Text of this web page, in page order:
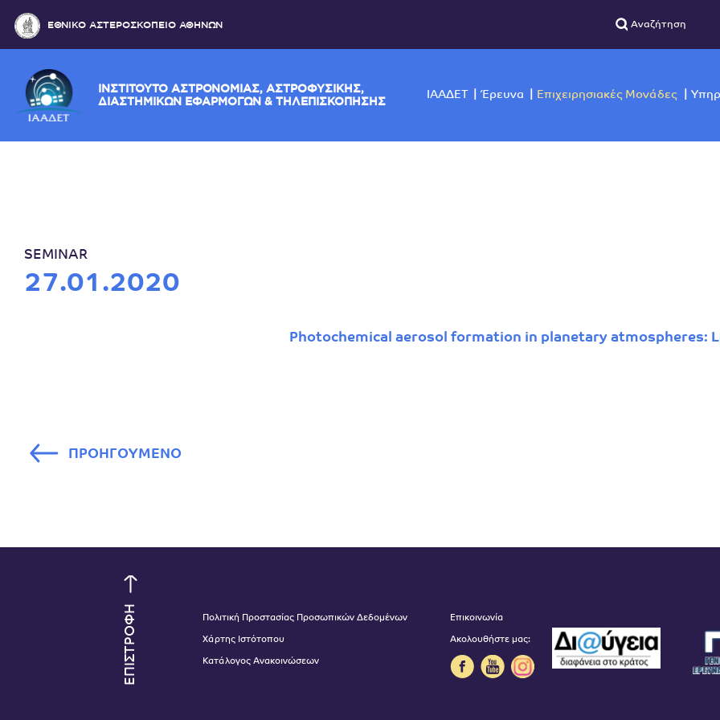
ΙΝΣΤΙΤΟΥΤΟ ΑΣΤΡΟΝΟΜΙΑΣ, ΑΣΤΡΟΦΥΣΙΚΗΣ,
ΕΘΝΙΚΟ ΑΣΤΕΡΟΣΚΟΠΕΙΟ ΑΘΗΝΩΝ
SEMINAR
27.01.2020
Photochemical aerosol formation in planetary atmospheres:
ΠΡΟΗΓΟΥΜΕΝΟ
ΕΠΙΣΤΡΟΦΗ Πολιτική Προστασίας Προσωπικών Δεδομένων
Χάρτης Ιστότοπου
Κατάλογος Ανακοινώσεων
Επικοινωνία
Ακολουθήστε μας: